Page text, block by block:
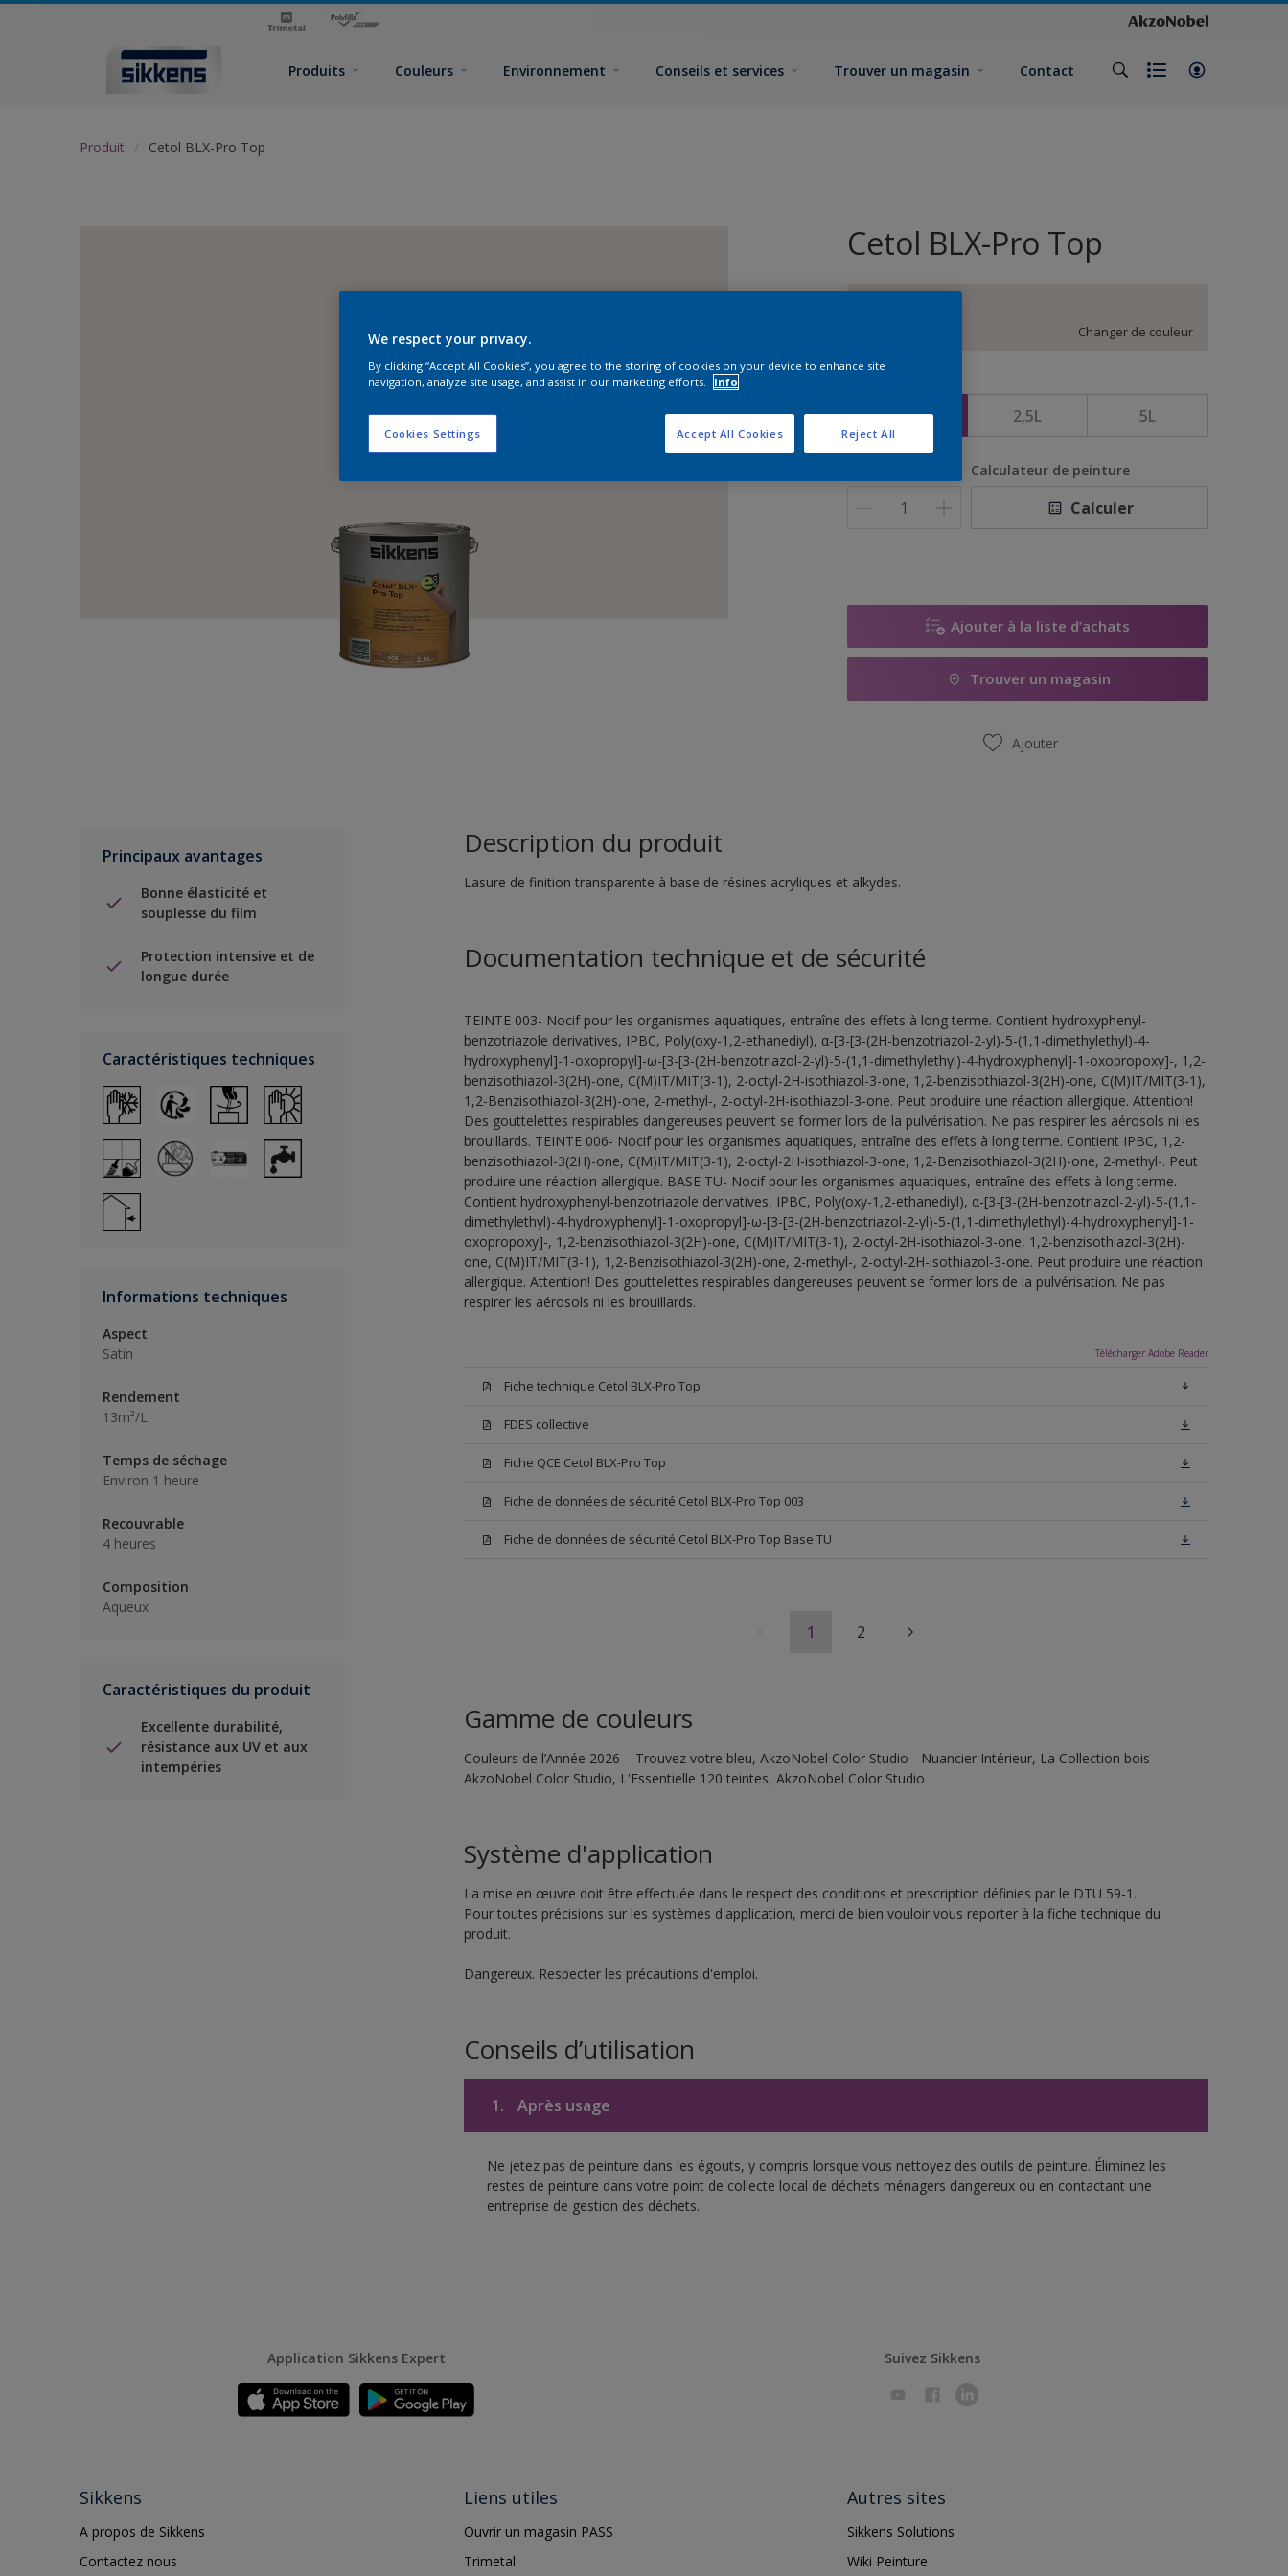
Produits Couleurs Environnement Conseils et services Trouver un magasin Contact
Produit Cetol BLX-Pro Top
Cetol BLX-Pro Top
Changer de couleur
1L 2,5L 5L
Calculateur de peinture
Calculer
Ajouter à la liste d’achats
Trouver un magasin
Ajouter
Principaux avantages
Bonne élasticité et
souplesse du film
Protection intensive et de
longue durée
Caractéristiques techniques
Informations techniques
Aspect
Satin
Rendement
13m²/L
Temps de séchage
Environ 1 heure
Recouvrable
4 heures
Composition
Aqueux
Caractéristiques du produit
Excellente durabilité,
résistance aux UV et aux
intempéries
Description du produit
Lasure de finition transparente à base de résines acryliques et alkydes.
Documentation technique et de sécurité
TEINTE 003- Nocif pour les organismes aquatiques, entraîne des effets à long terme. Contient hydroxyphenyl-
benzotriazole derivatives, IPBC, Poly(oxy-1,2-ethanediyl), α-[3-[3-(2H-benzotriazol-2-yl)-5-(1,1-dimethylethyl)-4-
hydroxyphenyl]-1-oxopropyl]-ω-[3-[3-(2H-benzotriazol-2-yl)-5-(1,1-dimethylethyl)-4-hydroxyphenyl]-1-oxopropoxy]-, 1,2-
benzisothiazol-3(2H)-one, C(M)IT/MIT(3-1), 2-octyl-2H-isothiazol-3-one, 1,2-benzisothiazol-3(2H)-one, C(M)IT/MIT(3-1),
1,2-Benzisothiazol-3(2H)-one, 2-methyl-, 2-octyl-2H-isothiazol-3-one. Peut produire une réaction allergique. Attention!
Des gouttelettes respirables dangereuses peuvent se former lors de la pulvérisation. Ne pas respirer les aérosols ni les
brouillards. TEINTE 006- Nocif pour les organismes aquatiques, entraîne des effets à long terme. Contient IPBC, 1,2-
benzisothiazol-3(2H)-one, C(M)IT/MIT(3-1), 2-octyl-2H-isothiazol-3-one, 1,2-Benzisothiazol-3(2H)-one, 2-methyl-. Peut
produire une réaction allergique. BASE TU- Nocif pour les organismes aquatiques, entraîne des effets à long terme.
Contient hydroxyphenyl-benzotriazole derivatives, IPBC, Poly(oxy-1,2-ethanediyl), α-[3-[3-(2H-benzotriazol-2-yl)-5-(1,1-
dimethylethyl)-4-hydroxyphenyl]-1-oxopropyl]-ω-[3-[3-(2H-benzotriazol-2-yl)-5-(1,1-dimethylethyl)-4-hydroxyphenyl]-1-
oxopropoxy]-, 1,2-benzisothiazol-3(2H)-one, C(M)IT/MIT(3-1), 2-octyl-2H-isothiazol-3-one, 1,2-benzisothiazol-3(2H)-
one, C(M)IT/MIT(3-1), 1,2-Benzisothiazol-3(2H)-one, 2-methyl-, 2-octyl-2H-isothiazol-3-one. Peut produire une réaction
allergique. Attention! Des gouttelettes respirables dangereuses peuvent se former lors de la pulvérisation. Ne pas
respirer les aérosols ni les brouillards.
Télécharger Adobe Reader
Fiche technique Cetol BLX-Pro Top
FDES collective
Fiche QCE Cetol BLX-Pro Top
Fiche de données de sécurité Cetol BLX-Pro Top 003
Fiche de données de sécurité Cetol BLX-Pro Top Base TU
1 2
Gamme de couleurs
Couleurs de l’Année 2026 – Trouvez votre bleu, AkzoNobel Color Studio - Nuancier Intérieur, La Collection bois -
AkzoNobel Color Studio, L'Essentielle 120 teintes, AkzoNobel Color Studio
Système d'application
La mise en œuvre doit être effectuée dans le respect des conditions et prescription définies par le DTU 59-1.
Pour toutes précisions sur les systèmes d'application, merci de bien vouloir vous reporter à la fiche technique du
produit.
Dangereux. Respecter les précautions d'emploi.
Conseils d’utilisation
1. Après usage
Ne jetez pas de peinture dans les égouts, y compris lorsque vous nettoyez des outils de peinture. Éliminez les
restes de peinture dans votre point de collecte local de déchets ménagers dangereux ou en contactant une
entreprise de gestion des déchets.
Application Sikkens Expert Suivez Sikkens
Sikkens
A propos de Sikkens
Contactez nous
Liens utiles
Ouvrir un magasin PASS
Trimetal
Autres sites
Sikkens Solutions
Wiki Peinture
We respect your privacy.
By clicking “Accept All Cookies”, you agree to the storing of cookies on your device to enhance site
navigation, analyze site usage, and assist in our marketing efforts.
Info
Cookies Settings Reject All
Accept All Cookies